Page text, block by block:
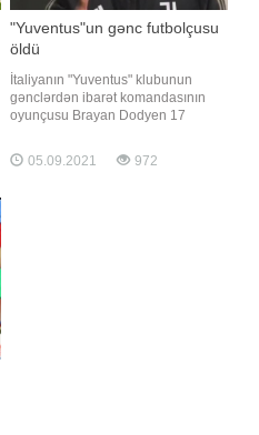
"Yuventus"un gənc futbolçusu
öldü
İtaliyanın "Yuventus" klubunun
gənclərdən ibarət komandasının
oyunçusu Brayan Dodyen 17
klubu rəsmi "Twitter" hesabından
məlumat yayıb. "Yuventus" Brayan
05.09.2021 972